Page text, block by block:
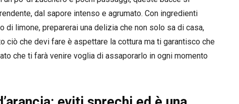
dal sapore intenso e agrumato. Con ingredienti
di limone, preparerai una delizia che non solo sa di casa,
ciò che devi fare è aspettare la cottura ma ti garantisco che
che ti farà venire voglia di assaporarlo in ogni momento